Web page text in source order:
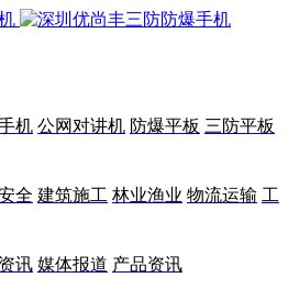
机 公网对讲机 防爆平板 三防平板
全 建筑施工 林业渔业 物流运输 工
讯 媒体报道 产品资讯